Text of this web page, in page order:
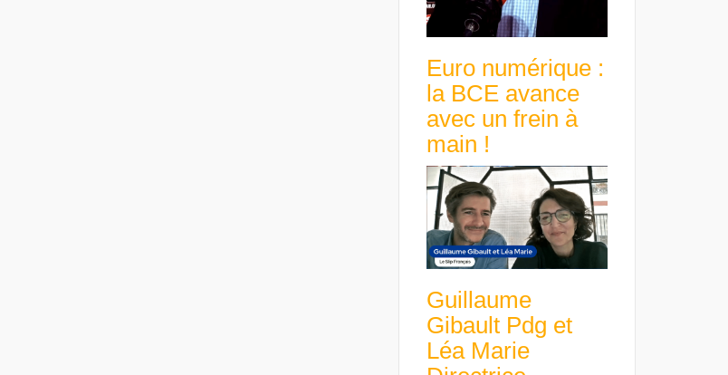
Euro numérique :
la BCE avance
avec un frein à
main !
Guillaume
Gibault Pdg et
Léa Marie